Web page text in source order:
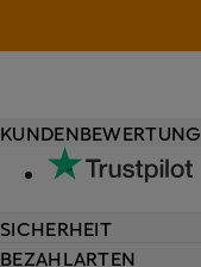
KUNDENBEWERTUNG
SICHERHEIT
BEZAHLARTEN